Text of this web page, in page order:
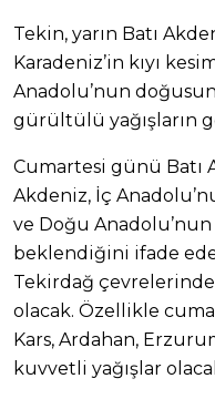
Tekin, yarın Batı
Karadeniz’in kıyı
Anadolu’nun
gürültülü yağışların
Cumartesi günü Batı
Akdeniz, İç
ve Doğu Anadolu’nun
beklendiğini ifade
Tekirdağ
olacak. Özellikle
Kars, Ardahan,
kuvvetli yağışlar